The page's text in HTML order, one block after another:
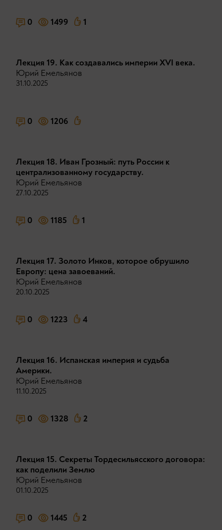
0 1499 1
Лекция 19. Как создавались империи XVI века.
Юрий Емельянов
31.10.2025
0 1206
Лекция 18. Иван Грозный: путь России к
централизованному государству.
Юрий Емельянов
27.10.2025
0 1185 1
Лекция 17. Золото Инков, которое обрушило
Европу: цена завоеваний.
Юрий Емельянов
20.10.2025
0 1223 4
Лекция 16. Испанская империя и судьба
Америки.
Юрий Емельянов
11.10.2025
0 1328 2
Лекция 15. Секреты Тордесильясского договора:
как поделили Землю
Юрий Емельянов
01.10.2025
0 1445 2